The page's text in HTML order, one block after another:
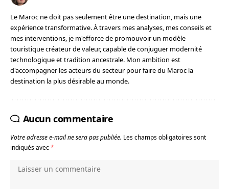
Le Maroc ne doit pas seulement être une destination, mais une
expérience transformative. À travers mes analyses, mes conseils et
mes interventions, je m'efforce de promouvoir un modèle
touristique créateur de valeur, capable de conjuguer modernité
technologique et tradition ancestrale. Mon ambition est
d'accompagner les acteurs du secteur pour faire du Maroc la
destination la plus désirable au monde.
Aucun commentaire
Votre adresse e-mail ne sera pas publiée. Les champs obligatoires sont
indiqués avec*